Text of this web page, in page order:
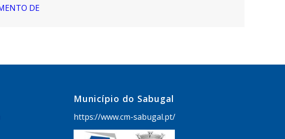
Município do Sabugal
https://www.cm-sabugal.pt/